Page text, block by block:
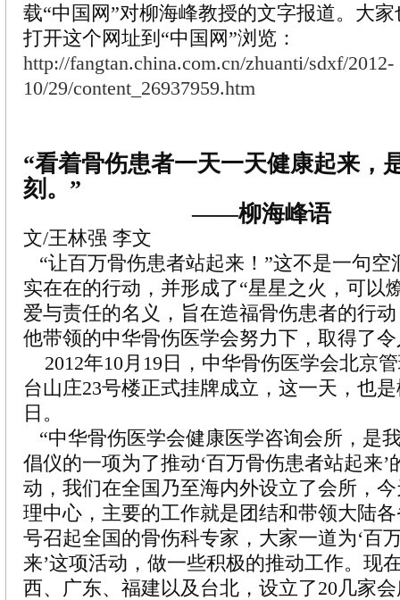
载“中国网”对柳海峰教授的文字报道。大
打开这个网址到“中国网”浏览：
http://fangtan.china.com.cn/zhuanti/sdxf/2012-
10/29/content_26937959.htm
“看着骨伤患者一天一天健康起来，
刻。”
——柳海峰语
文/王林强 李文
“让百万骨伤患者站起来！”这不是一句空
实在在的行动，并形成了“星星之火，可以
爱与责任的名义，旨在造福骨伤患者的行
他带领的中华骨伤医学会努力下，取得了
2012年10月19日，中华骨伤医学会北京
台山庄23号楼正式挂牌成立，这一天，也
日。
“中华骨伤医学会健康医学咨询会所，是
倡仪的一项为了推动‘百万骨伤患者站起来’
动，我们在全国乃至海内外设立了会所，
理中心，主要的工作就是团结和带领大陆
号召起全国的骨伤科专家，大家一道为‘百
来’这项活动，做一些积极的推动工作。现
西、广东、福建以及台北，设立了20几家